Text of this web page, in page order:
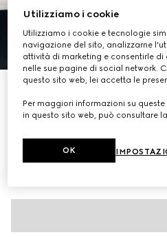
8
€ 1.650
Variantepelle bianca
Utilizziamo i cookie
Utilizziamo i cookie e tecnologie
navigazione del sito, analizzarne
attività di marketing e consentirle
nelle sue pagine di social network.
questo sito web, lei accetta le
Per maggiori informazioni su
in questo sito web, può consultare
OK